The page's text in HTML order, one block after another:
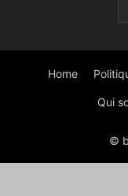
Home
Qui
©